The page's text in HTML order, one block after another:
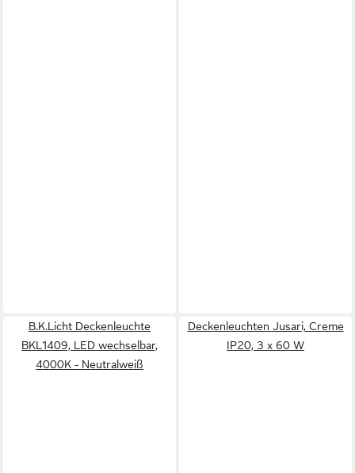
B.K.Licht Deckenleuchte
BKL1409, LED wechselbar,
4000K - Neutralweiß
Deckenleuchten Jusari, Creme
IP20, 3 x 60 W